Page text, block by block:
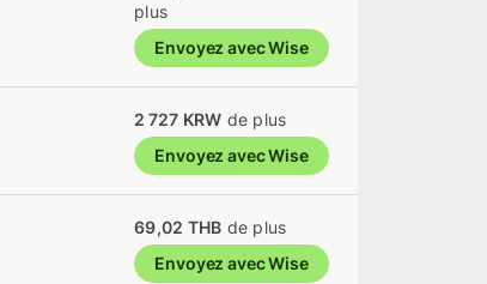
plus
Envoyez avec Wise
2 727 KRW de plus
Envoyez avec Wise
69,02 THB de plus
Envoyez avec Wise